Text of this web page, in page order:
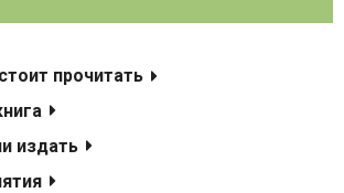
прочитать
издать